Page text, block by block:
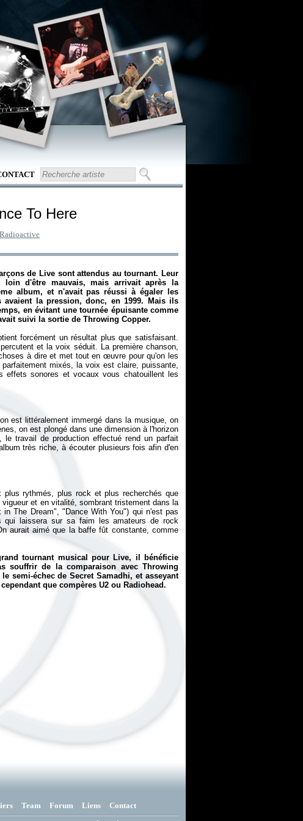
To Here
Radioactive
de Live sont attendus au tournant. Leur
d'être mauvais, mais arrivait après la
album, et n'avait pas réussi à égaler les
la pression, donc, en 1999. Mais ils
en évitant une tournée épuisante comme
suivi la sortie deThrowing Copper.
forcément un résultat plus que satisfaisant.
et la voix séduit. La première chanson,
à dire et met tout en œuvre pour qu'on les
mixés, la voix est claire, puissante,
sonores et vocaux vous chatouillent les
est littéralement immergé dans la musique, on
on est plongé dans une dimension à l'horizon
travail de production effectué rend un parfait
très riche, à écouter plusieurs fois afin d'en
plus rythmés, plus rock et plus recherchés que
et en vitalité, sombrant tristement dans la
The Dream", "Dance With You") qui n'est pas
laissera sur sa faim les amateurs de rock
aurait aimé que la baffe fût constante, comme
tournant musical pour Live, il bénéficie
souffrir de la comparaison avec Throwing
le semi-échec deSecret Samadhi, et asseyant
que compères U2 ou Radiohead.
Team Forum Liens Contact